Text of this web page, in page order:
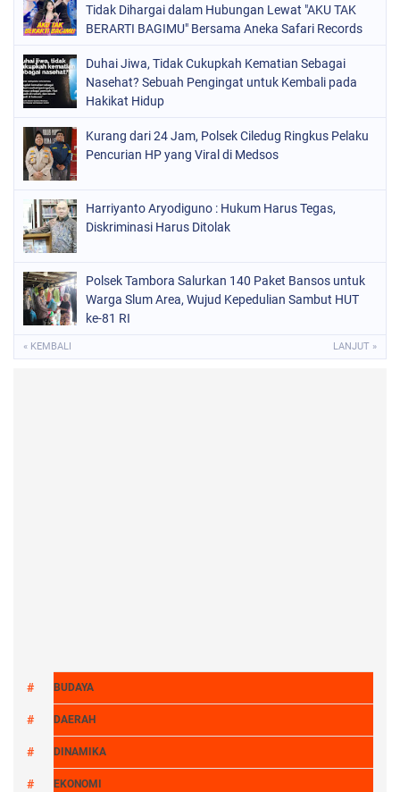
Tidak Dihargai dalam Hubungan Lewat "AKU TAK
BERARTI BAGIMU" Bersama Aneka Safari Records
Duhai Jiwa, Tidak Cukupkah Kematian Sebagai
Nasehat? Sebuah Pengingat untuk Kembali pada
Hakikat Hidup
Kurang dari 24 Jam, Polsek Ciledug Ringkus Pelaku
Pencurian HP yang Viral di Medsos
Harriyanto Aryodiguno : Hukum Harus Tegas,
Diskriminasi Harus Ditolak
Polsek Tambora Salurkan 140 Paket Bansos untuk
Warga Slum Area, Wujud Kepedulian Sambut HUT
ke-81 RI
« KEMBALI LANJUT »
BUDAYA
DAERAH
DINAMIKA
EKONOMI